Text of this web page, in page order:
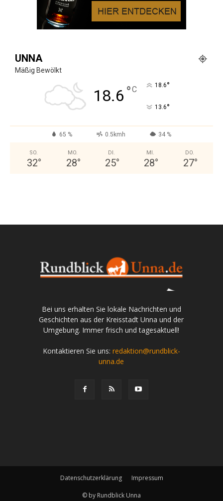
UNNA
Mäßig Bewölkt
18.6 °C 18.6°
13.6°
65 % 0.5kmh 34 %
SO.
32°
MO.
28°
DI.
25°
MI.
28°
DO.
27°
Bei uns erhalten Sie lokale Nachrichten und
Geschichten aus der Kreisstadt Unna und der
Umgebung. Immer frisch und tagesaktuell!
Kontaktieren Sie uns: redaktion@rundblick-
unna.de
Datenschutzerklärung Impressum
© by Rundblick Unna